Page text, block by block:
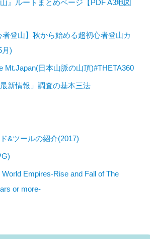
山』ルートまとめページ【PDF A3地図
者登山】秋から始める超初心者登山カ
月)
Mt.Japan(日本山脈の山頂)#THETA360
新情報」調査の基本三法
&ツールの紹介(2017)
Empires-Rise and Fall of The
or more-